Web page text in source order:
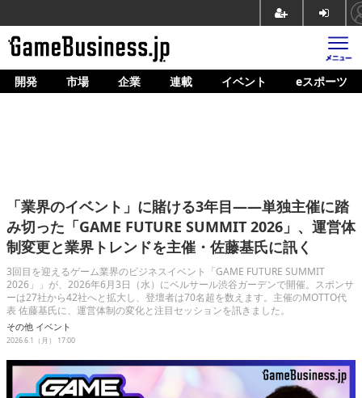
ホーム
企業動向
人材育成
産業政策
連載
イベント/セミナー
eスポーツ
開発 市場 企業 連載 イベント eスポーツ
「業界のイベント」に賭ける3年目――単独主催に踏
み切った「GAME FUTURE SUMMIT 2026」、運営体
制変更と業界トレンドを主催・佐藤基氏に訊く
3回目を迎えるゲーム業界のビジネスイベント「GAME FUTURE SUMMIT
2026」」が、2026年6月3日（水）にベルサール渋谷ガーデンで開催。スポンサ
ーは27社から42社へと拡大し、登壇者は70名超を数えます。主催のMOTTO代
表 佐藤基氏に、運営体制の変化と注目セッションを訊きました。
その他 イベント
2026.6.1（月） 17:00